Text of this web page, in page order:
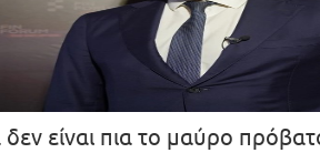
είναι πια το μαύρο